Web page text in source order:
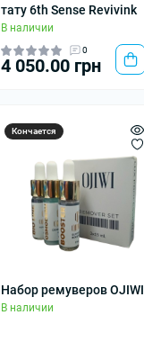
тату 6th Sense Revivink
В наличии
0
4 050.00 грн
Кончается
Набор ремуверов OJIWI
В наличии